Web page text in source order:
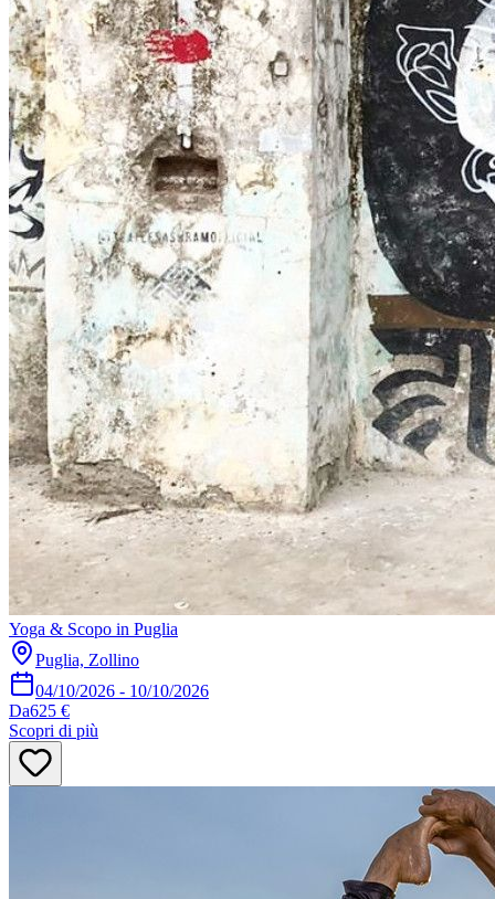
Yoga & Scopo in Puglia
Puglia, Zollino
04/10/2026 - 10/10/2026
Da625 €
Scopri di più